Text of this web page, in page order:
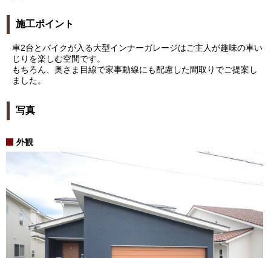
施工ポイント
車2台とバイクが入る大型インナーガレージはご主人が趣味の車い
じりを楽しむ空間です。
もちろん、奥さま目線で家事動線にも配慮した間取りでご提案し
ました。
写真
外観